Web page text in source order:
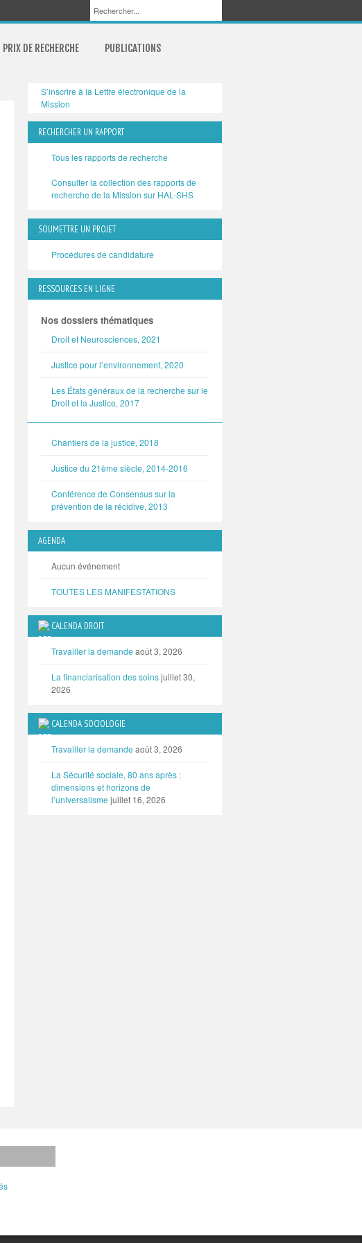
PRIX DE RECHERCHE PUBLICATIONS
S’inscrire à la Lettre électronique de la
Mission
RECHERCHER UN RAPPORT
Tous les rapports de recherche
Consulter la collection des rapports de
recherche de la Mission sur HAL-SHS
SOUMETTRE UN PROJET
Procédures de candidature
RESSOURCES EN LIGNE
Nos dossiers thématiques
Droit et Neurosciences, 2021
Justice pour l’environnement, 2020
Les États généraux de la recherche sur le
Droit et la Justice, 2017
Chantiers de la justice, 2018
Justice du 21ème siècle, 2014-2016
Conférence de Consensus sur la
prévention de la récidive, 2013
AGENDA
Aucun événement
TOUTES LES MANIFESTATIONS
CALENDA DROIT
Travailler la demande août 3, 2026
La financiarisation des soinsjuillet 30,
2026
CALENDA SOCIOLOGIE
Travailler la demande août 3, 2026
La Sécurité sociale, 80 ans après :
dimensions et horizons de
l’universalisme juillet 16, 2026